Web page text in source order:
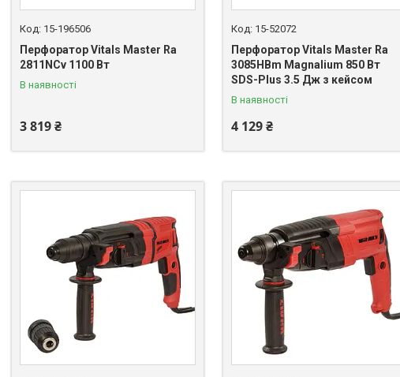
15-196506
Перфоратор Vitals Master Ra
2811NCv 1100 Вт
В наявності
3 819 ₴
15-52072
Перфоратор Vitals Master Ra
3085HBm Magnalium 850 Вт
SDS-Plus 3.5 Дж з кейсом
В наявності
4 129 ₴